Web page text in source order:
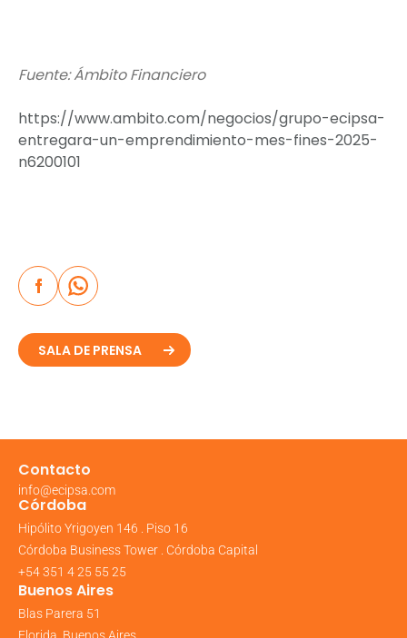
Fuente: Ámbito Financiero
https://www.ambito.com/negocios/grupo-ecipsa-
entregara-un-emprendimiento-mes-fines-2025-
n6200101
SALA DE PRENSA
Contacto
info@ecipsa.com
Córdoba
Hipólito Yrigoyen 146 . Piso 16
Córdoba Business Tower . Córdoba Capital
+54 351 4 25 55 25
Buenos Aires
Blas Parera 51